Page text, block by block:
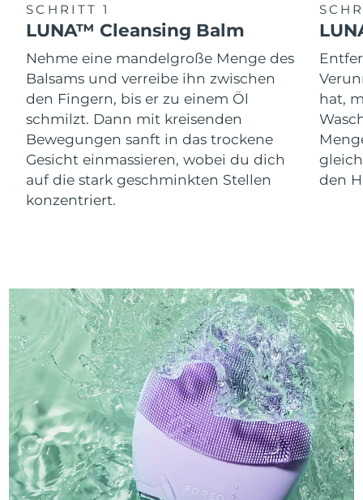
SCHRITT 1
LUNA™ Cleansing Balm
Nehme eine mandelgroße Menge des
Balsams und verreibe ihn zwischen
den Fingern, bis er zu einem Öl
schmilzt. Dann mit kreisenden
Bewegungen sanft in das trockene
Gesicht einmassieren, wobei du dich
auf die stark geschminkten Stellen
konzentriert.
hat,
den